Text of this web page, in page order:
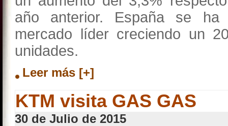
año anterior. España se ha
mercado líder creciendo un
unidades.
Leer más [+]
KTM visita GAS GAS
30 de Julio de 2015